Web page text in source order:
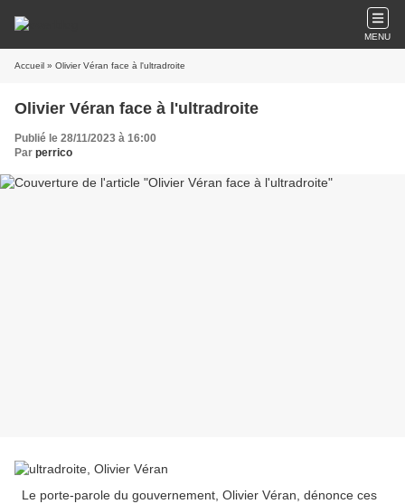
MENU
Accueil » Olivier Véran face à l'ultradroite
Olivier Véran face à l'ultradroite
Publié le 28/11/2023 à 16:00
Par perrico
Le porte-parole du gouvernement, Olivier Véran, dénonce ces